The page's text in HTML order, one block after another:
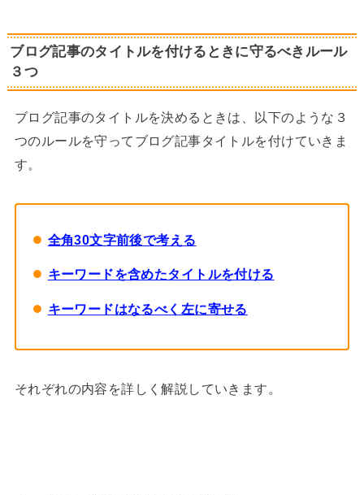
ブログ記事のタイトルを付けるときに守るべきルール
３つ
ブログ記事のタイトルを決めるときは、以下のような３
つのルールを守ってブログ記事タイトルを付けていきま
す。
全角30文字前後で考える
キーワードを含めたタイトルを付ける
キーワードはなるべく左に寄せる
それぞれの内容を詳しく解説していきます。